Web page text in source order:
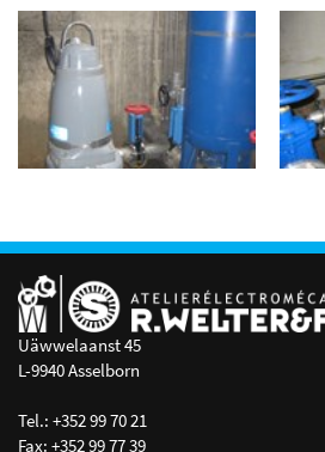
Uäwwelaanst 45
L-9940 Asselborn
Tel.: +352 99 70 21
Fax: +352 99 77 39